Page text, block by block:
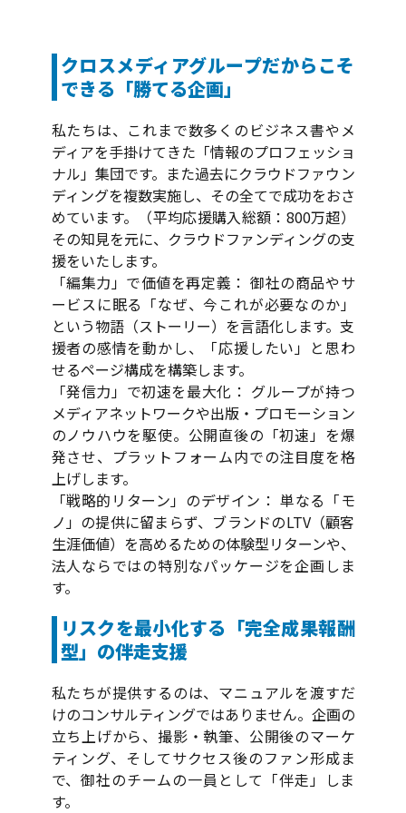
クロスメディアグループだからこそ
できる「勝てる企画」
私たちは、これまで数多くのビジネス書やメ
ディアを手掛けてきた「情報のプロフェッショ
ナル」集団です。また過去にクラウドファウン
ディングを複数実施し、その全てで成功をおさ
めています。（平均応援購入総額：800万超）
その知見を元に、クラウドファンディングの支
援をいたします。
「編集力」で価値を再定義： 御社の商品やサ
ービスに眠る「なぜ、今これが必要なのか」
という物語（ストーリー）を言語化します。支
援者の感情を動かし、「応援したい」と思わ
せるページ構成を構築します。
「発信力」で初速を最大化： グループが持つ
メディアネットワークや出版・プロモーション
のノウハウを駆使。公開直後の「初速」を爆
発させ、プラットフォーム内での注目度を格
上げします。
「戦略的リターン」のデザイン： 単なる「モ
ノ」の提供に留まらず、ブランドのLTV（顧客
生涯価値）を高めるための体験型リターンや、
法人ならではの特別なパッケージを企画しま
す。
リスクを最小化する「完全成果報酬
型」の伴走支援
私たちが提供するのは、マニュアルを渡すだ
けのコンサルティングではありません。企画の
立ち上げから、撮影・執筆、公開後のマーケ
ティング、そしてサクセス後のファン形成ま
で、御社のチームの一員として「伴走」しま
す。